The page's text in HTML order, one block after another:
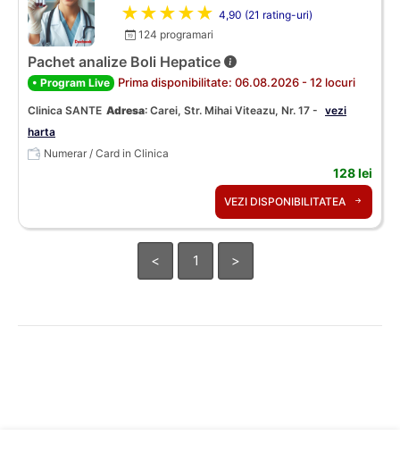
★★★★★ 4,90 (21 rating-uri)
124 programari
Pachet analize Boli Hepatice
• Program Live Prima disponibilitate: 06.08.2026 - 12 locuri
Clinica SANTE Adresa: Carei, Str. Mihai Viteazu, Nr. 17 - vezi
harta
Numerar / Card in Clinica
128 lei
VEZI DISPONIBILITATEA
< 1 >